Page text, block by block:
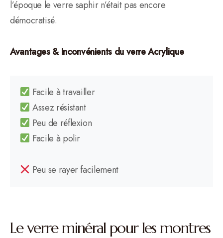
l’époque le verre saphir n’était pas encore
démocratisé.
Avantages & Inconvénients du verre Acrylique
Facile à travailler
Assez résistant
Peu de réflexion
Facile à polir
Peu se rayer facilement
Le verre minéral pour les montres